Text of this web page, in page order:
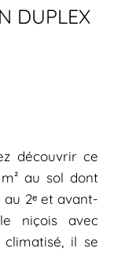
DUPLEX
découvrir ce
au sol dont
au 2ᵉ et avant-
niçois avec
climatisé, il se